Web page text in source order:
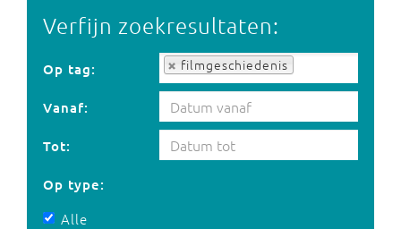
Verfijn zoekresultaten:
Op tag: filmgeschiedenis
Op tag:
Vanaf:
Tot:
Op type:
Alle